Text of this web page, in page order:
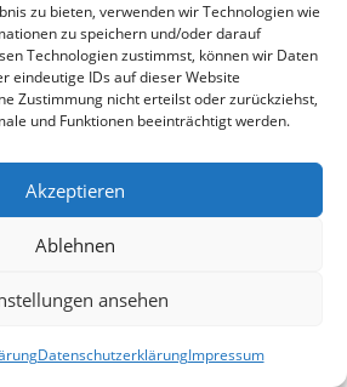
zu bieten, verwenden wir Technologien wie
zu speichern und/oder darauf
Technologien zustimmst, können wir Daten
eindeutige IDs auf dieser Website
Zustimmung nicht erteilst oder zurückziehst,
und Funktionen beeinträchtigt werden.
Akzeptieren
Ablehnen
ansehen
DatenschutzerklärungImpressum
Plakat ist leider nicht ganz korrekt.
auf